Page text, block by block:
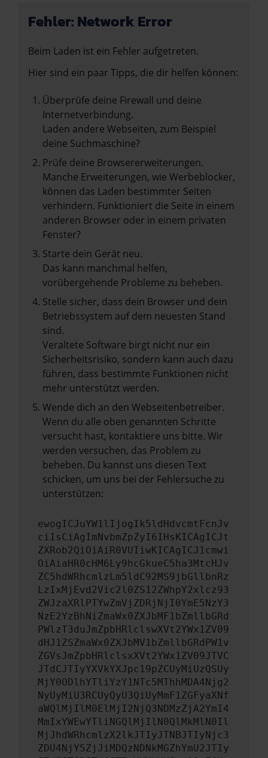
Fehler: Network Error
Beim Laden ist ein Fehler aufgetreten.
Hier sind ein paar Tipps, die dir helfen können:
Überprüfe deine Firewall und deine
Internetverbindung.
Laden andere Webseiten, zum Beispiel
deine Suchmaschine?
Prüfe deine Browsererweiterungen.
Manche Erweiterungen, wie Werbeblocker,
können das Laden bestimmter Seiten
verhindern. Funktioniert die Seite in einem
anderen Browser oder in einem privaten
Fenster?
Starte dein Gerät neu.
Das kann manchmal helfen,
vorübergehende Probleme zu beheben.
Stelle sicher, dass dein Browser und dein
Betriebssystem auf dem neuesten Stand
sind.
Veraltete Software birgt nicht nur ein
Sicherheitsrisiko, sondern kann auch dazu
führen, dass bestimmte Funktionen nicht
mehr unterstützt werden.
Wende dich an den Webseitenbetreiber.
Wenn du alle oben genannten Schritte
versucht hast, kontaktiere uns bitte. Wir
werden versuchen, das Problem zu
beheben. Du kannst uns diesen Text
schicken, um uns bei der Fehlersuche zu
unterstützen:
ewogICJuYW1lIjogIk5ldHdvcmtFcnJv
ciIsCiAgImNvbmZpZyI6IHsKICAgICJt
ZXRob2QiOiAiR0VUIiwKICAgICJ1cmwi
OiAiaHR0cHM6Ly9hcGkueC5ha3MtcHJv
ZC5hdWRhcmlzLm5ldC92MS9jbGllbnRz
LzIxMjEvd2Vic2l0ZS12ZWhpY2xlcz93
ZWJzaXRlPTYwZmVjZDRjNjI0YmE5NzY3
NzE2YzBhNiZmaWx0ZXJbMF1bZmllbGRd
PWlzT3duJmZpbHRlclswXVt2YWx1ZV09
dHJ1ZSZmaWx0ZXJbMV1bZmllbGRdPW1v
ZGVsJmZpbHRlclsxXVt2YWx1ZV09JTVC
JTdCJTIyYXVkYXJpc19pZCUyMiUzQSUy
MjY0ODlhYTliYzY1NTc5MThhMDA4Njg2
NyUyMiU3RCUyQyU3QiUyMmF1ZGFyaXNf
aWQlMjIlM0ElMjI2NjQ3NDMzZjA2YmI4
MmIxYWEwYTliNGQlMjIlN0QlMkMlN0Il
MjJhdWRhcmlzX2lkJTIyJTNBJTIyNjc3
ZDU4NjY5ZjJiMDQzNDNkMGZhYmU2JTIy